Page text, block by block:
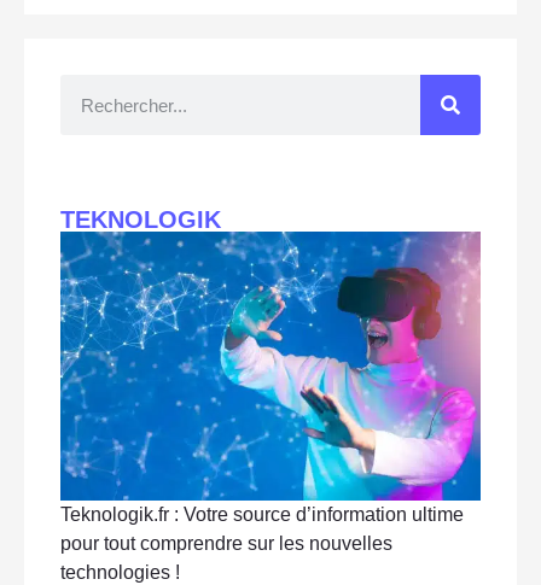
TEKNOLOGIK
Teknologik.fr : Votre source d’information ultime
pour tout comprendre sur les nouvelles
technologies !